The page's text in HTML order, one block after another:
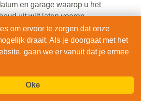
en garage waarop u het
uit wilt laten voeren.
Stap 3
om ervoor te zorgen dat onze
draait. Als je doorgaat met het
gaan we er vanuit dat je ermee
Oke